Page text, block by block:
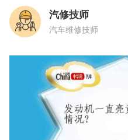
汽修技师
汽车维修技师